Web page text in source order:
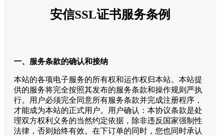
安信SSL证书服务条例
一、服务条款的确认和接纳
本站的各项电子服务的所有权和运作权归本站。本站提
供的服务将完全按照其发布的服务条款和操作规则严执
行。用户必须完全同意所有服务条款并完成注册程序，
才能成为本站的正式用户。用户确认：本协议条款是处
理双方权利义务的当然约定依据，除非违反国家强制性
法律，否则始终有效。在下订单的同时，您也同时承认